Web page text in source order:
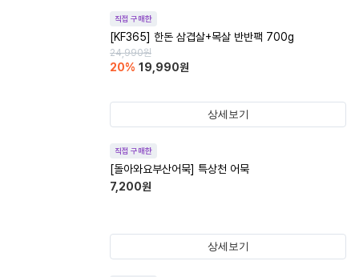
직접 구매한
[KF365] 한돈 삼겹살+목살 반반팩 700g
24,990원
20% 19,990원
상세보기
직접 구매한
[돌아와요부산어묵] 특상천 어묵
7,200원
상세보기